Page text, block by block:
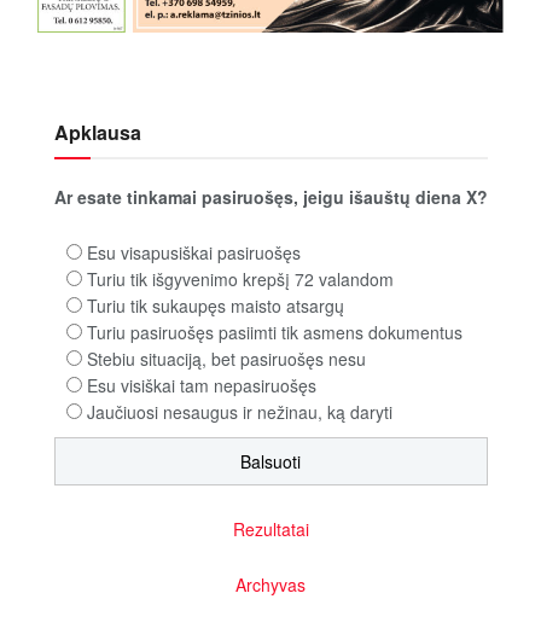
Apklausa
Ar esate tinkamai pasiruošęs, jeigu išauštų diena X?
Esu visapusiškai pasiruošęs
Turiu tik išgyvenimo krepšį 72 valandom
Turiu tik sukaupęs maisto atsargų
Turiu pasiruošęs pasiimti tik asmens dokumentus
Stebiu situaciją, bet pasiruošęs nesu
Esu visiškai tam nepasiruošęs
Jaučiuosi nesaugus ir nežinau, ką daryti
Rezultatai
Archyvas